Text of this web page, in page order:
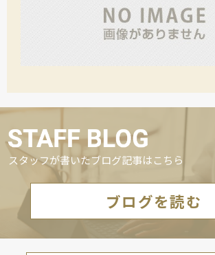
スタッフが書いたブログ記事はこちら
ブログを読む